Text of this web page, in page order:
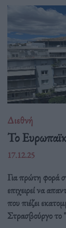
Διεθνή
Το
17.12.25
Για πρώτη φορά
επιχειρεί να
που πιέζει
Στρασβούργο το